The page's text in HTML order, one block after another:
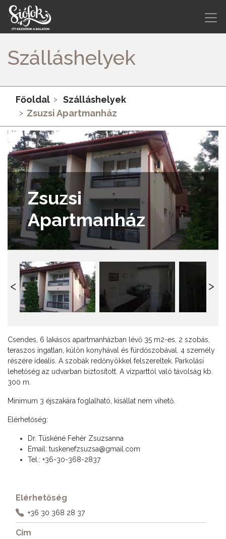
Szálláshelyek
Főoldal
Szálláshelyek
Zsuzsi Apartmanház
Zsuzsi
Apartmanház
Csendes, 6 lakásos apartmanházban lévő 35 m2-es, 2 szobás,
teraszos ingatlan, külön konyhával és fürdőszobával. 4 személy
részére ideális. A szobák redőnyökkel felszereltek. Parkolási
lehetőség az udvarban biztosított. A vízparttól való távolság kb.
300 m.
Minimum 3 éjszakára foglalható, kisállat nem vihető.
Elérhetőség:
Dr. Tüskéné Fehér Zsuzsanna
Email: tuskenefzsuzsa@gmail.com
Tel.: +36-30-368-2837
Elérhetőség
+36 30 368 28 37
Cím